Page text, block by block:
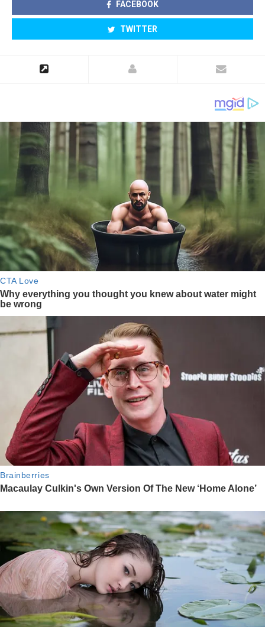
FACEBOOK
TWITTER